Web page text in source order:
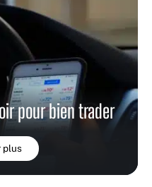
pour bien trader
plus